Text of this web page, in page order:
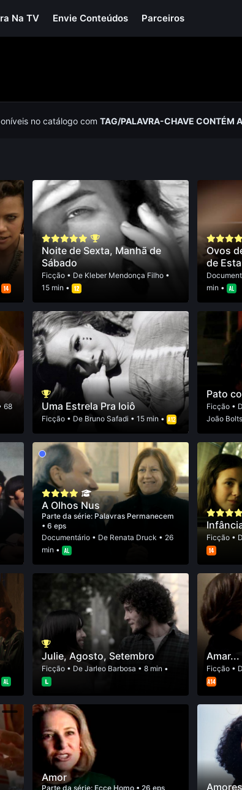
Na TV Envie Conteúdos Parceiros
no catálogo comTAG/PALAVRA-CHAVE CONTÉM
Noite de Sexta, Manhã de
Sábado
Ficção • De Kleber Mendonça Filho •
15 min •
Ovos
de
min •
68
Uma Estrela Pra Ioiô
Ficção • De Bruno Safadi • 15 min •
Pato
Ficção •
João
A Olhos Nus
Parte da série: Palavras Permanecem
• 6 eps
Documentário • De Renata Druck • 26
min •
Ficção •
Julie, Agosto, Setembro
Ficção • DeJarleo Barbosa • 8 min •
Amar...
Ficção •
Amor
Parte da série: Ecce Homo • 26 eps